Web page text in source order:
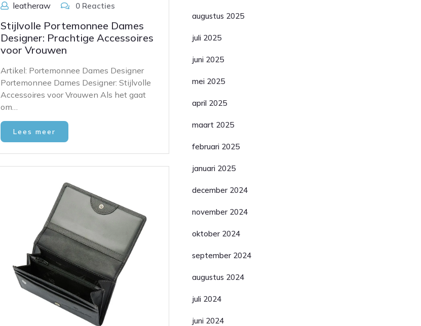
leatheraw 0 Reacties
Stijlvolle Portemonnee Dames
Designer: Prachtige Accessoires
voor Vrouwen
Artikel: Portemonnee Dames Designer
Portemonnee Dames Designer: Stijlvolle
Accessoires voor Vrouwen Als het gaat
om…
Lees meer
augustus 2025
juli 2025
juni 2025
mei 2025
april 2025
maart 2025
februari 2025
januari 2025
december 2024
november 2024
oktober 2024
september 2024
augustus 2024
juli 2024
juni 2024